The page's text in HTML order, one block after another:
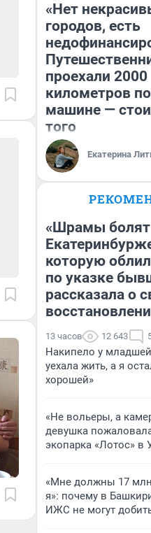
«Нет
городов, есть
проехали 2000
километров
машине —
того
Екатерина
«Шрамы
которую
по указке
рассказала о
13 часов 12 643
Накипело у
уехала жить, а я
хорошей»
«Не вольеры, а
девушка
экопарка «Лотос» в
«Мне должны 17
я»: почему в
ИЖС не могут